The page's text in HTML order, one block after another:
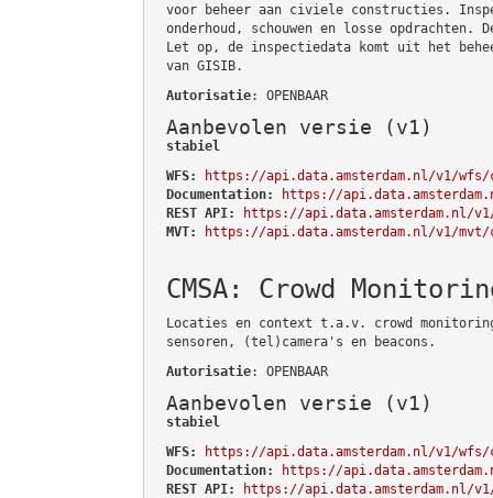
voor beheer aan civiele constructies.
onderhoud, schouwen en losse opdrachten.
Let op, de inspectiedata komt uit het
van GISIB.
Autorisatie: OPENBAAR
Aanbevolen versie (v1)
stabiel
WFS:
https://api.data.amsterdam.nl/v1/
Documentation:
https://
REST API:
https://api.data.amsterdam.nl/
MVT:
https://api.data.amsterdam.nl/v1/
CMSA: Crowd
Locaties en context t.a.v. crowd
sensoren, (tel)camera's en beacons.
Autorisatie: OPENBAAR
Aanbevolen versie (v1)
stabiel
WFS:
https://api.data.amsterdam.nl/v1/wfs/
Documentation:
https://
REST API:
https://api.data.amsterdam.nl/v1/